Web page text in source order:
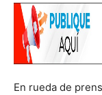
En rueda de